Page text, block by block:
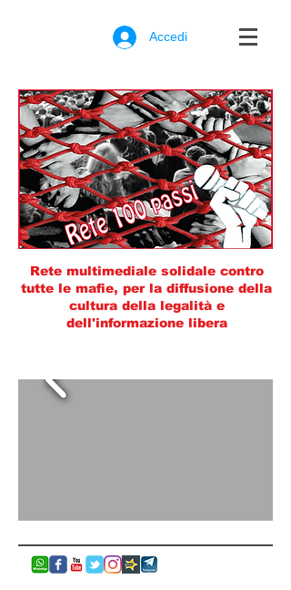
Accedi
Rete multimediale solidale contro
tutte le mafie, per la diffusione della
cultura della legalità e
dell'informazione libera